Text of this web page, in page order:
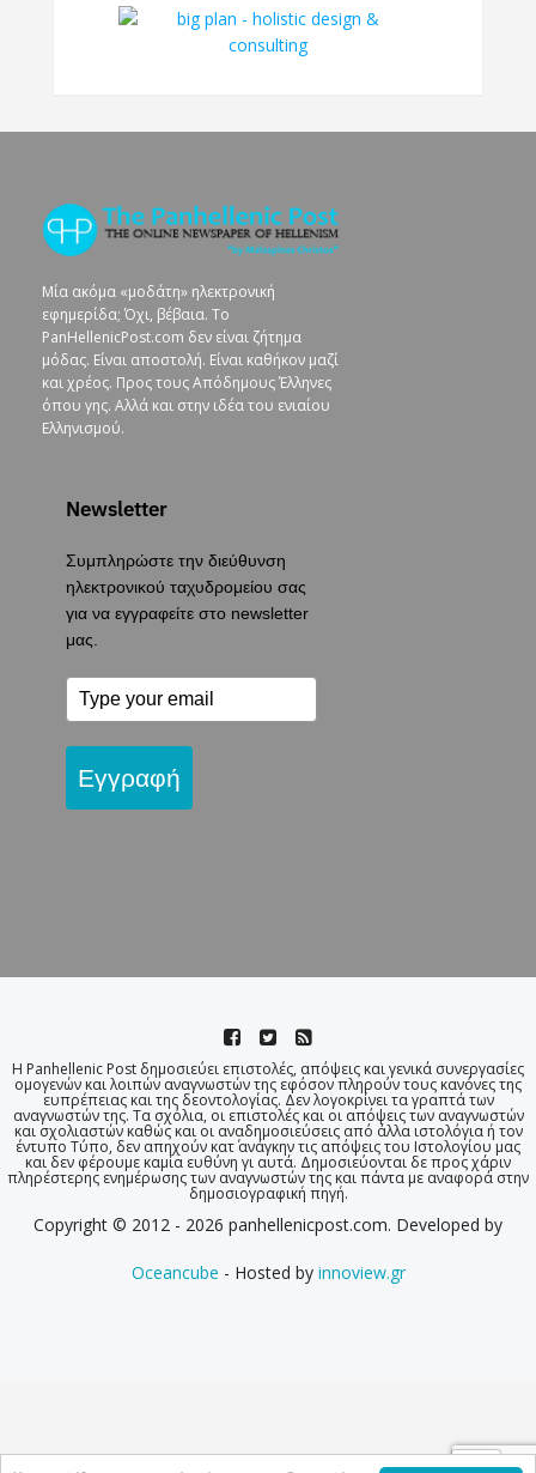
Μία ακόμα «μοδάτη» ηλεκτρονική
εφημερίδα; Όχι, βέβαια. To
PanHellenicPost.com δεν είναι ζήτημα
μόδας. Είναι αποστολή. Είναι καθήκον μαζί
και χρέος. Προς τους Απόδημους Έλληνες
όπου γης. Αλλά και στην ιδέα του ενιαίου
Ελληνισμού.
Newsletter
Συμπληρώστε την διεύθυνση
ηλεκτρονικού ταχυδρομείου σας
για να εγγραφείτε στο newsletter
μας.
Εγγραφή
Η Panhellenic Post δημοσιεύει επιστολές, απόψεις και γενικά συνεργασίες
ομογενών και λοιπών αναγνωστών της εφόσον πληρούν τους κανόνες της
ευπρέπειας και της δεοντολογίας. Δεν λογοκρίνει τα γραπτά των
αναγνωστών της. Τα σχόλια, οι επιστολές και οι απόψεις των αναγνωστών
και σχολιαστών καθώς και οι αναδημοσιεύσεις από άλλα ιστολόγια ή τον
έντυπο Τύπο, δεν απηχούν κατ΄ ανάγκην τις απόψεις του Ιστολογίου μας
και δεν φέρουμε καμία ευθύνη γι αυτά. Δημοσιεύονται δε προς χάριν
πληρέστερης ενημέρωσης των αναγνωστών της και πάντα με αναφορά στην
δημοσιογραφική πηγή.
Copyright © 2012 - 2026 panhellenicpost.com. Developed by
Oceancube - Hosted by innoview.gr